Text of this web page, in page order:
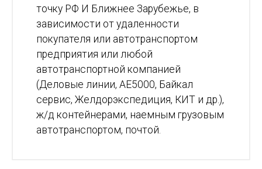
точку РФ И Ближнее Зарубежье, в
зависимости от удаленности
покупателя или автотранспортом
предприятия или любой
автотранспортной компанией
(Деловые линии, АЕ5000, Байкал
сервис, Желдорэкспедиция, КИТ и др.),
ж/д контейнерами, наемным грузовым
автотранспортом, почтой.